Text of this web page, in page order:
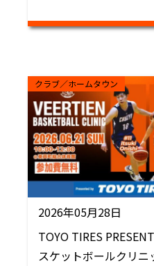
クラブ／ホームタウン
2026年05月28日
TOYO TIRES
スケットボールクリニ